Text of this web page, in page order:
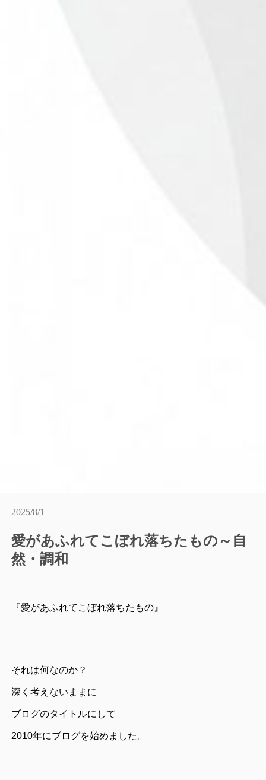
2025/8/1
愛があふれてこぼれ落ちたもの～自
然・調和
『愛があふれてこぼれ落ちたもの』
それは何なのか？
深く考えないままに
ブログのタイトルにして
2010年にブログを始めました。